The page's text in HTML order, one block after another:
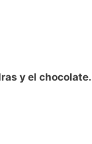
y el chocolate.